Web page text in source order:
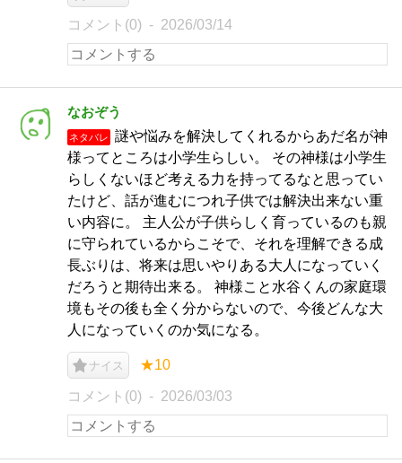
コメント(0) 2026/03/14
なおぞう
ネタバレ
謎や悩みを解決してくれるからあだ名が神
様ってところは小学生らしい。 その神様は小学生
らしくないほど考える力を持ってるなと思ってい
たけど、話が進むにつれ子供では解決出来ない重
い内容に。 主人公が子供らしく育っているのも親
に守られているからこそで、それを理解できる成
長ぶりは、将来は思いやりある大人になっていく
だろうと期待出来る。 神様こと水谷くんの家庭環
境もその後も全く分からないので、今後どんな大
人になっていくのか気になる。
ナイス ★10
コメント(0) 2026/03/03